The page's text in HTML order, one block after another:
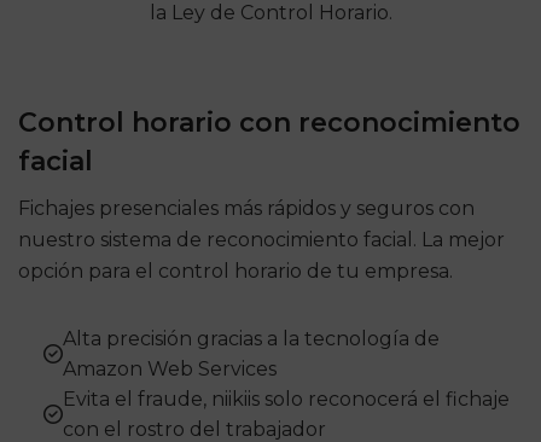
la Ley de Control Horario.
Control horario con reconocimiento
facial
Fichajes presenciales más rápidos y seguros con
nuestro sistema de reconocimiento facial. La mejor
opción para el control horario de tu empresa.
Alta precisión​ gracias a la tecnología de
Amazon Web Services
Evita el fraude​, niikiis solo reconocerá el fichaje
con el rostro del trabajador